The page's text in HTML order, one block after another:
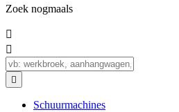
Zoek nogmaals



Schuurmachines